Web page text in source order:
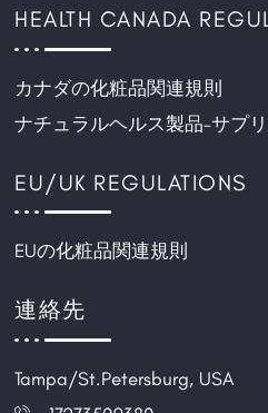
HEALTH CANADA
カナダの化粧品関連規則
ナチュラルヘルス製品-サプ
EU/UK REGULATIONS
EUの化粧品関連規則
連絡先
Tampa/St.Petersburg, USA